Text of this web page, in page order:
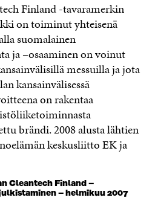
Finland -tavaramerkin
on toiminut yhteisenä
suomalainen
ja –osaaminen on voinut
messuilla ja jota
kansainvälisessä
on rakentaa
brändi. 2008 alusta lähtien
keskusliitto EK ja
Cleantech Finland –
– helmikuu 2007